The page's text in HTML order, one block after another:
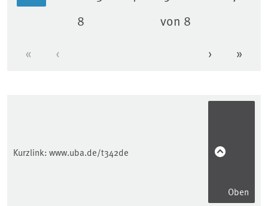
Erste Seite
« Vorherige Seite
‹
Seite
8 von 8
Nächste
› »
Kurzlink: www.uba.de/t342de
Oben